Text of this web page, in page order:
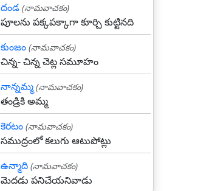
దండ (నామవాచకం)
పూలను పక్కపక్కాగా కూర్చి కుట్టినది
కుంజం (నామవాచకం)
చిన్న- చిన్న చెట్ల సమూహం
నాన్నమ్మ (నామవాచకం)
తండ్రికి అమ్మ
కెరటం (నామవాచకం)
సముద్రంలో కలుగు ఆటుపోట్లు
ఉన్మాది (నామవాచకం)
మెదడు పనిచేయనివాడు